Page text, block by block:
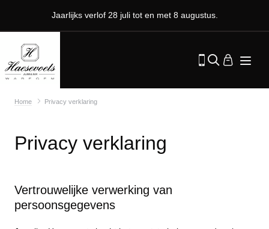
Jaarlijks verlof 28 juli tot en met 8 augustus.
Home Privacy verklaring
Privacy verklaring
Vertrouwelijke verwerking van
persoonsgegevens